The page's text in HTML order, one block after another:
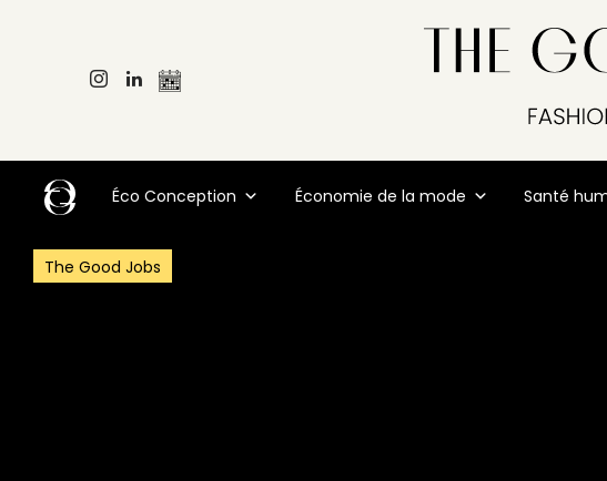
Éco Conception Économie de la mode Santé
The Good Jobs